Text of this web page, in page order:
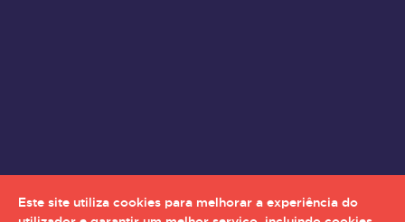
Este site utiliza cookies para melhorar a experiência do